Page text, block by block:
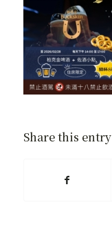
Share this entry